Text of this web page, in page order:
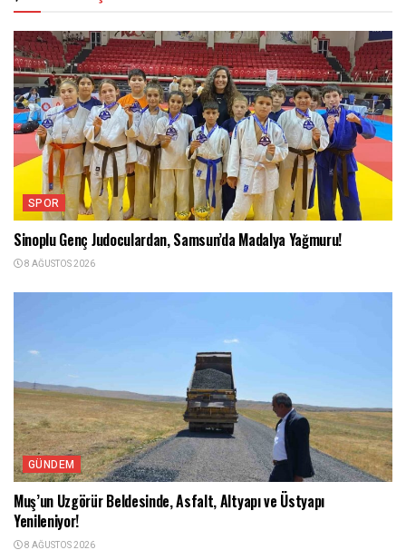
SPOR
Sinoplu Genç Judoculardan, Samsun’da Madalya Yağmuru!
8 AĞUSTOS 2026
GÜNDEM
Muş’un Uzgörür Beldesinde, Asfalt, Altyapı ve Üstyapı
Yenileniyor!
8 AĞUSTOS 2026